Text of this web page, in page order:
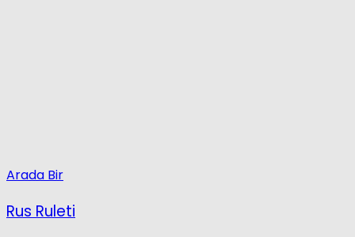
Arada Bir
Rus Ruleti